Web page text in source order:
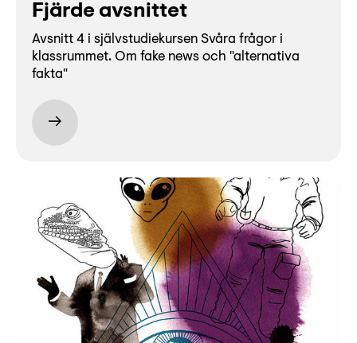
Fjärde avsnittet
Avsnitt 4 i självstudiekursen Svåra frågor i
klassrummet. Om fake news och "alternativa
fakta"